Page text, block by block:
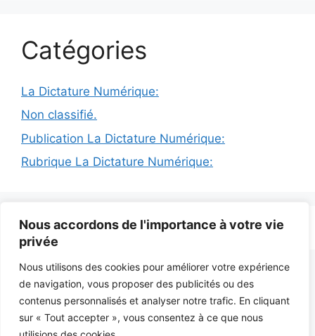
Nous accordons de l'importance à votre vie
privée
Nous utilisons des cookies pour améliorer votre expérience
de navigation, vous proposer des publicités ou des
contenus personnalisés et analyser notre trafic. En cliquant
sur « Tout accepter », vous consentez à ce que nous
Catégories
La Dictature Numérique:
Non classifié.
Publication La Dictature Numérique:
Rubrique La Dictature Numérique:
© 2026 INFODICTAT• Construit avecGeneratePress